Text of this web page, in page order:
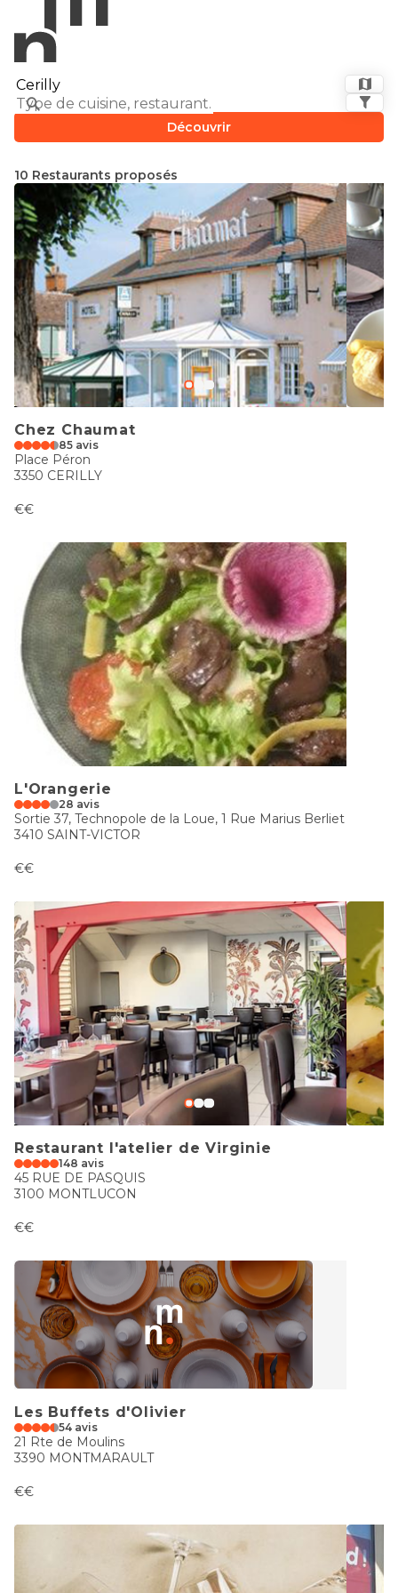
Découvrir
10 Restaurants proposés
Chez Chaumat
85 avis
Place Péron
3350 CERILLY
€€
L'Orangerie
28 avis
Sortie 37, Technopole de la Loue, 1 Rue Marius Berliet
3410 SAINT-VICTOR
€€
Restaurant l'atelier de Virginie
148 avis
45 RUE DE PASQUIS
3100 MONTLUCON
€€
Les Buffets d'Olivier
54 avis
21 Rte de Moulins
3390 MONTMARAULT
€€